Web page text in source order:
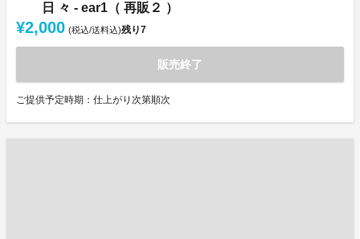
日 々 - ear1（ 再販２ ）
¥2,000 (税込/送料込)残り7
販売終了
ご提供予定時期：仕上がり次第順次